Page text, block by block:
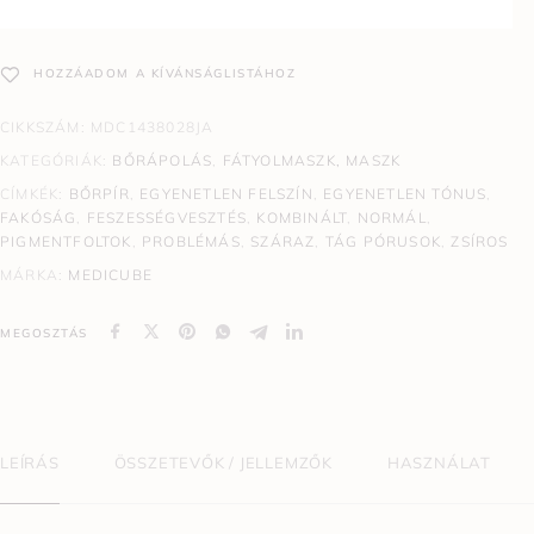
HOZZÁADOM A KÍVÁNSÁGLISTÁHOZ
CIKKSZÁM: MDC1438028JA
KATEGÓRIÁK: BŐRÁPOLÁS, FÁTYOLMASZK, MASZK
CÍMKÉK: BŐRPÍR, EGYENETLEN FELSZÍN , EGYENETLEN TÓNUS,
FAKÓSÁG , FESZESSÉGVESZTÉS, KOMBINÁLT, NORMÁL,
PIGMENTFOLTOK , PROBLÉMÁS, SZÁRAZ , TÁG PÓRUSOK, ZSÍROS
MÁRKA: MEDICUBE
MEGOSZTÁS
LEÍRÁS ÖSSZETEVŐK / JELLEMZŐK HASZNÁLAT